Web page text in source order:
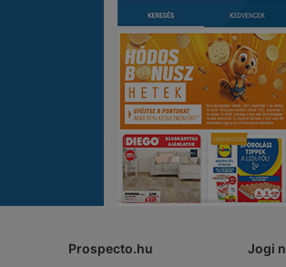
Prospecto.hu Jogi